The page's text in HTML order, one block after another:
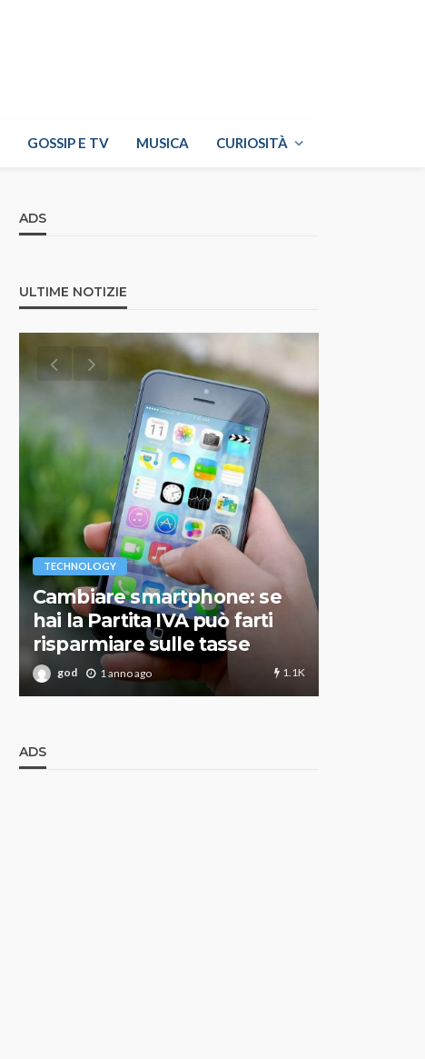
GOSSIP E TV MUSICA CURIOSITÀ
ADS
ULTIME NOTIZIE
TECHNOLOGY
Cambiare smartphone: se
hai la Partita IVA può farti
risparmiare sulle tasse
god 1 anno ago 1.1K
ADS